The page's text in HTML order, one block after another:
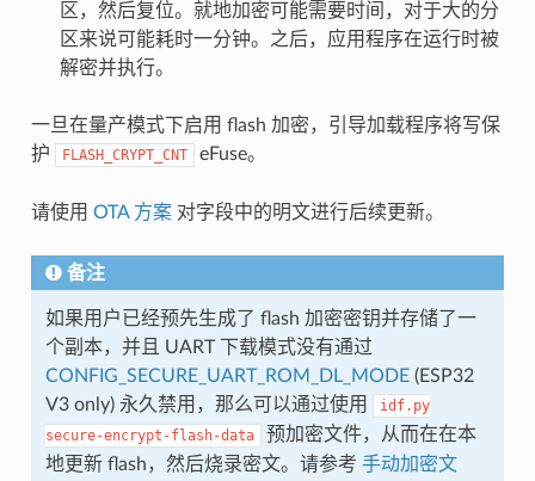
区，然后复位。就地加密可能需要时间，对于大的分
区来说可能耗时一分钟。之后，应用程序在运行时被
解密并执行。
一旦在量产模式下启用 flash 加密，引导加载程序将写保
护
FLASH_CRYPT_CNT eFuse。
请使用 OTA 方案对字段中的明文进行后续更新。
备注
如果用户已经预先生成了 flash 加密密钥并存储了一
个副本，并且 UART 下载模式没有通过
CONFIG_SECURE_UART_ROM_DL_MODE(ESP32
V3 only) 永久禁用，那么可以通过使用
idf.py
secure-encrypt-flash-data
预加密文件，从而在在本
地更新 flash，然后烧录密文。请参考 手动加密文